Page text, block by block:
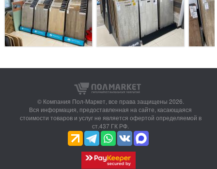
© Компания Пол-Маркет, все права защищены 2026.
Вся информация, предоставленная на сайте, касающаяся
стоимости товаров и услуг не является офертой определяемой в
ст.437 ГК РФ.